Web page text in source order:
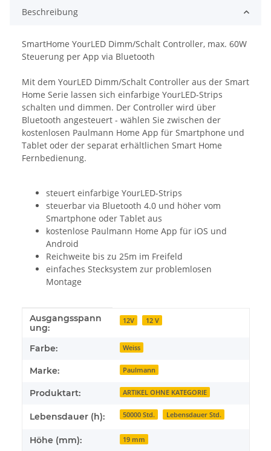
Beschreibung
SmartHome YourLED Dimm/Schalt Controller, max. 60W
Steuerung per App via Bluetooth
Mit dem YourLED Dimm/Schalt Controller aus der Smart
Home Serie lassen sich einfarbige YourLED-Strips
schalten und dimmen. Der Controller wird über
Bluetooth angesteuert - wählen Sie zwischen der
kostenlosen Paulmann Home App für Smartphone und
Tablet oder der separat erhältlichen Smart Home
Fernbedienung.
steuert einfarbige YourLED-Strips
steuerbar via Bluetooth 4.0 und höher vom
Smartphone oder Tablet aus
kostenlose Paulmann Home App für iOS und
Android
Reichweite bis zu 25m im Freifeld
einfaches Stecksystem zur problemlosen
Montage
Produkteigenschaft
Wert
Ausgangsspann
ung:
12V 12 V
Farbe: Weiss
Marke: Paulmann
Produktart: ARTIKEL OHNE KATEGORIE
Lebensdauer (h): 50000 Std. Lebensdauer Std.
Höhe (mm): 19 mm